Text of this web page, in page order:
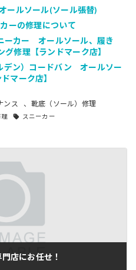
ールソール(ソール張替)
ーの修理について
ーカー オールソール、履き
修理【ランドマーク店】
ン）コードバン オールソー
マーク店】
ンス 、 靴底（ソール）修理
理 スニーカー
店にお任せ！